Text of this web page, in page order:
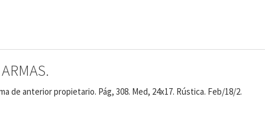
de anterior propietario. Pág, 308. Med, 24x17. Rústica. Feb/18/2.